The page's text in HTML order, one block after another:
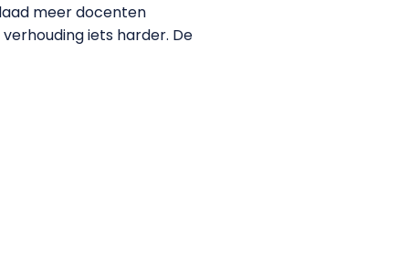
meer docenten
iets harder. De